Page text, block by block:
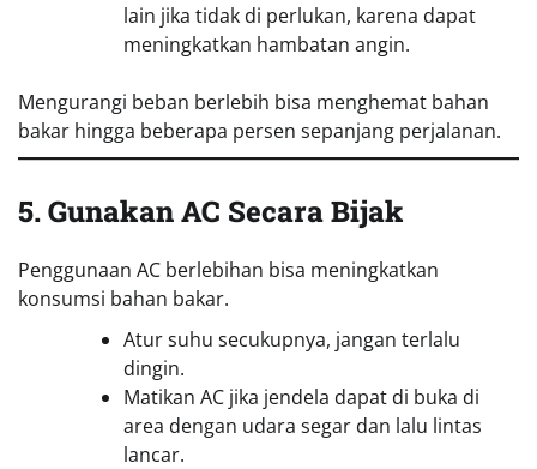
lain jika tidak di perlukan, karena dapat
meningkatkan hambatan angin.
Mengurangi beban berlebih bisa menghemat bahan
bakar hingga beberapa persen sepanjang perjalanan.
5. Gunakan AC Secara Bijak
Penggunaan AC berlebihan bisa meningkatkan
konsumsi bahan bakar.
Atur suhu secukupnya, jangan terlalu
dingin.
Matikan AC jika jendela dapat di buka di
area dengan udara segar dan lalu lintas
lancar.